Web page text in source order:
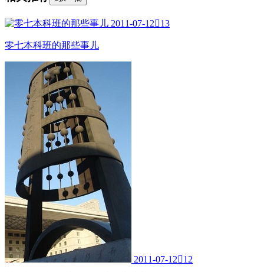
2011-07-1213
零七本科班的那些事儿
2011-07-1212